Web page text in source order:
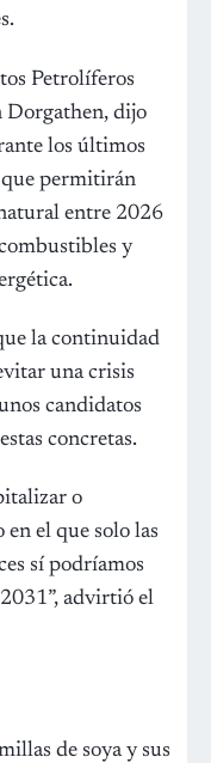
Petrolíferos
Dorgathen, dijo
los últimos
que permitirán
entre 2026
y
la continuidad
una crisis
candidatos
concretas.
o
el que solo las
sí podríamos
advirtió el
de soya y sus